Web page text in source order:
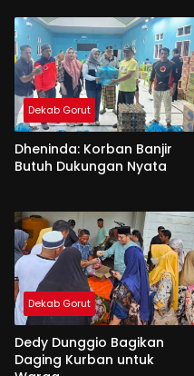
Dekab Gorut
Dheninda: Korban Banjir
Butuh Dukungan Nyata
Dekab Gorut
Dedy Dunggio Bagikan
Daging Kurban untuk